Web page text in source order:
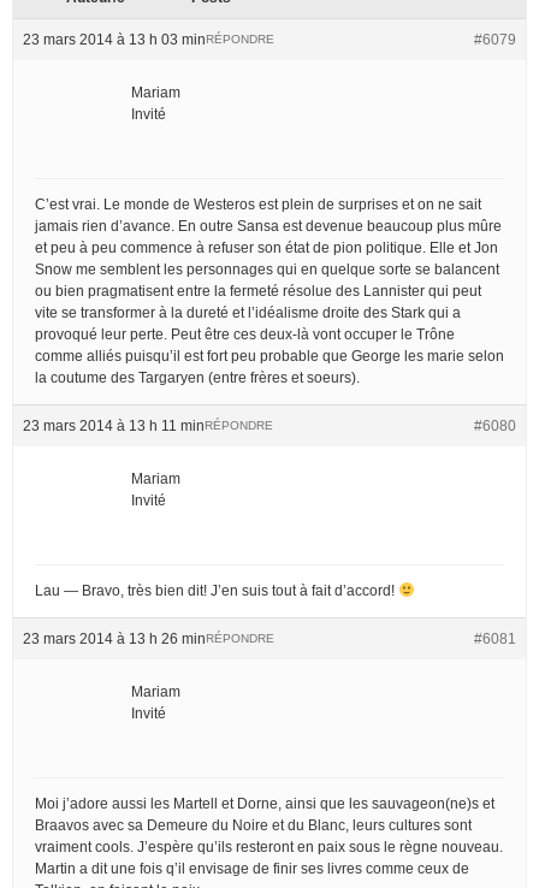
23 mars 2014 à 13 h 03 min #6079
RÉPONDRE
Mariam
Invité
C’est vrai. Le monde de Westeros est plein de surprises et on ne sait
jamais rien d’avance. En outre Sansa est devenue beaucoup plus mûre
et peu à peu commence à refuser son état de pion politique. Elle et Jon
Snow me semblent les personnages qui en quelque sorte se balancent
ou bien pragmatisent entre la fermeté résolue des Lannister qui peut
vite se transformer à la dureté et l’idéalisme droite des Stark qui a
provoqué leur perte. Peut être ces deux-là vont occuper le Trône
comme alliés puisqu’il est fort peu probable que George les marie selon
la coutume des Targaryen (entre frères et soeurs).
23 mars 2014 à 13 h 11 min #6080
RÉPONDRE
Mariam
Invité
Lau — Bravo, très bien dit! J’en suis tout à fait d’accord!
23 mars 2014 à 13 h 26 min #6081
RÉPONDRE
Mariam
Invité
Moi j’adore aussi les Martell et Dorne, ainsi que les sauvageon(ne)s et
Braavos avec sa Demeure du Noire et du Blanc, leurs cultures sont
vraiment cools. J’espère qu’ils resteront en paix sous le règne nouveau.
Martin a dit une fois q’il envisage de finir ses livres comme ceux de